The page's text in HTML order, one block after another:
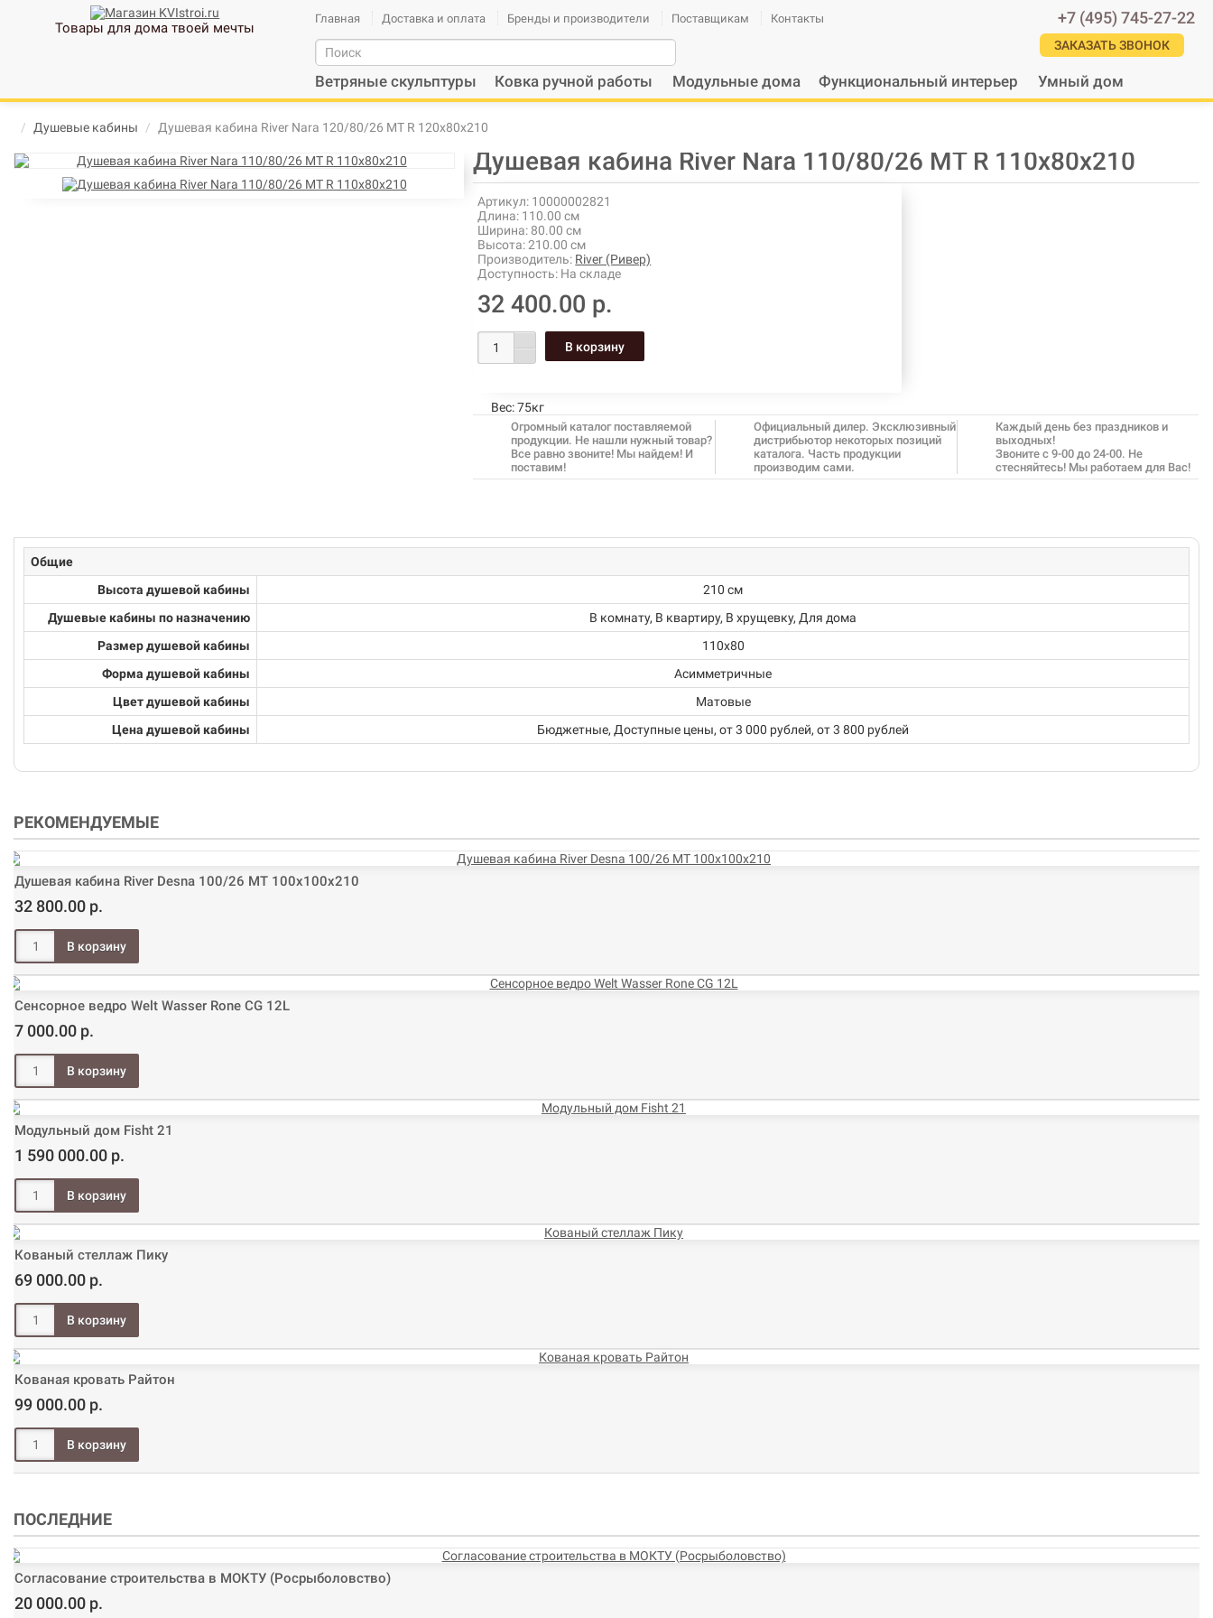
Товары для дома твоей мечты
+7 (495) 745-27-22
ЗАКАЗАТЬ ЗВОНОК
Главная Доставка и оплата Бренды и производители Поставщикам Контакты
Ветряные скульптуры Ковка ручной работы Модульные дома Функциональный интерьер Умный дом
Душевые кабины Душевая кабина River Nara 120/80/26 МТ R 120х80х210
Душевая кабина River Nara 110/80/26 МТ R 110х80х210
Артикул: 10000002821
Длина: 110.00 см
Ширина: 80.00 см
Высота:210.00 см
Производитель: River (Ривер)
Доступность: На складе
32 400.00 р.
Вес:75кг
Огромный каталог поставляемой
продукции. Не нашли нужный товар?
Все равно звоните! Мы найдем! И
поставим!
Официальный дилер. Эксклюзивный
дистрибьютор некоторых позиций
каталога. Часть продукции
производим сами.
Каждый день без праздников и
выходных!
Звоните с 9-00 до 24-00. Не
стесняйтесь! Мы работаем для Вас!
Общие
Высота душевой кабины
210 см
Душевые кабины по назначению
В комнату, В квартиру, В хрущевку, Для дома
Размер душевой кабины
110х80
Форма душевой кабины
Асимметричные
Цвет душевой кабины
Матовые
Цена душевой кабины
Бюджетные, Доступные цены, от 3 000 рублей, от 3 800 рублей
РЕКОМЕНДУЕМЫЕ
Душевая кабина River Desna 100/26 МТ 100х100х210
32 800.00 р.
Сенсорное ведро Welt Wasser Rone CG 12L
7 000.00 р.
Модульный дом Fisht 21
1 590 000.00 р.
Кованый стеллаж Пику
69 000.00 р.
Кованая кровать Райтон
99 000.00 р.
ПОСЛЕДНИЕ
Согласование строительства в МОКТУ (Росрыболовство)
20 000.00 р.